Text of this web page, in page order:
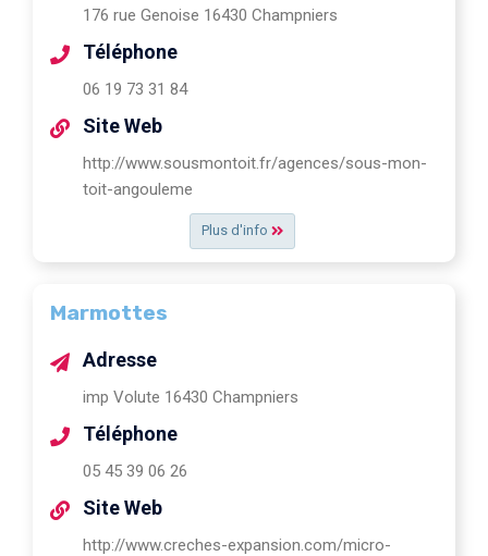
Plus d'info
176 rue Genoise 16430 Champniers
Téléphone
06 19 73 31 84
Site Web
http://www.sousmontoit.fr/agences/sous-mon-
toit-angouleme
Marmottes
Adresse
imp Volute 16430 Champniers
Téléphone
05 45 39 06 26
Site Web
http://www.creches-expansion.com/micro-